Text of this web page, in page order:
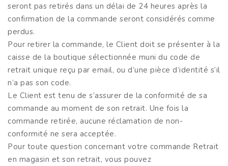
seront pas retirés dans un délai de 24 heures après la
confirmation de la commande seront considérés comme
perdus.
Pour retirer la commande, le Client doit se présenter à la
caisse de la boutique sélectionnée muni du code de
retrait unique reçu par email, ou d’une pièce d’identité s’il
n’a pas son code.
Le Client est tenu de s’assurer de la conformité de sa
commande au moment de son retrait. Une fois la
commande retirée, aucune réclamation de non-
conformité ne sera acceptée.
Pour toute question concernant votre commande Retrait
en magasin et son retrait, vous pouvez